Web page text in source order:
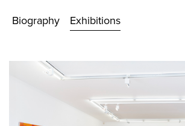
Biography Exhibitions